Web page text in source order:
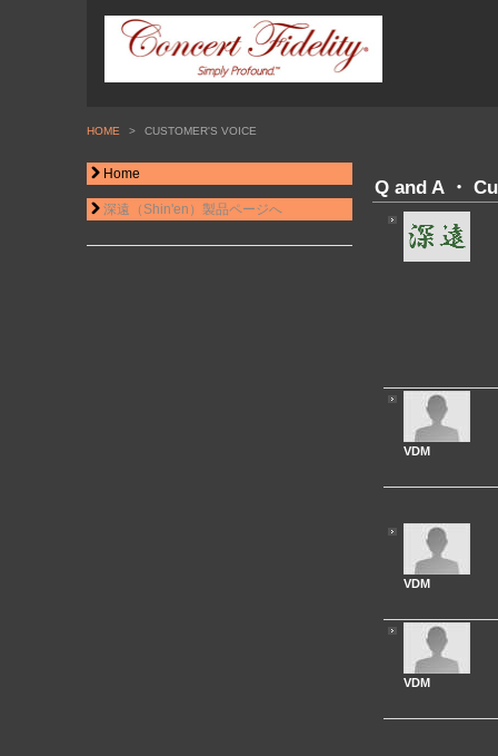
HOME > CUSTOMER'S VOICE
Q and A ・
VDM
VDM
VDM
Home
深遠（Shin'en）製品ページへ